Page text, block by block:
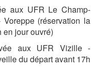
aux UFR Le Champ-
(réservation la
en jour ouvré)
aux UFR Vizille -
du départ avant 17h